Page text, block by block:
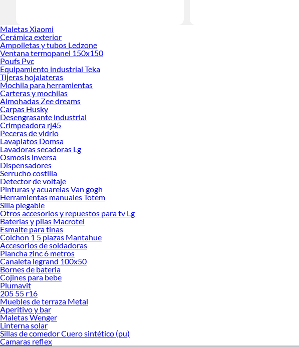
Herramientas, materiales y
Maletas Xiaomi
Cerámica exterior
Ampolletas y tubos Ledzone
Ventana termopanel 150x150
Poufs Pvc
Equipamiento industrial Teka
Tijeras hojalateras
Mochila para herramientas
Carteras y mochilas
Almohadas Zee dreams
Carpas Husky
Desengrasante industrial
Crimpeadora rj45
Peceras de vidrio
Lavaplatos Domsa
Lavadoras secadoras Lg
Osmosis inversa
Dispensadores
Serrucho costilla
Detector de voltaje
Pinturas y acuarelas Van gogh
Herramientas manuales Totem
Silla plegable
Otros accesorios y repuestos para tv Lg
Baterias y pilas Macrotel
Esmalte para tinas
Colchon 1 5 plazas Mantahue
Accesorios de soldadoras
Plancha zinc 6 metros
Canaleta legrand 100x50
Bornes de bateria
Cojines para bebe
Plumavit
205 55 r16
Muebles de terraza Metal
Aperitivo y bar
Maletas Wenger
Linterna solar
Sillas de comedor Cuero sintético (pu)
Camaras reflex